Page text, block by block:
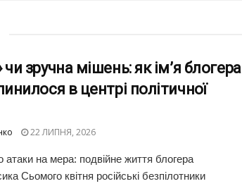
зручна мішень: як ім’я блогера
в центрі політичної
22 ЛИПНЯ, 2026
атаки на мера: подвійне життя блогера
Сьомого квітня російські безпілотники